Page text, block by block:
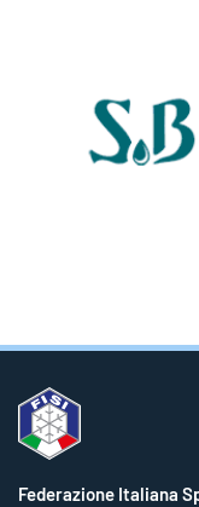
Federazione Italiana